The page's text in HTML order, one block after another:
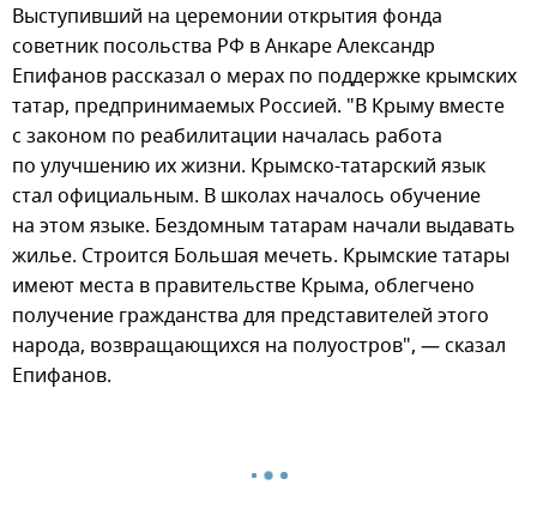
Выступивший на церемонии открытия фонда
советник посольства РФ в Анкаре Александр
Епифанов рассказал о мерах по поддержке крымских
татар, предпринимаемых Россией. "В Крыму вместе
с законом по реабилитации началась работа
по улучшению их жизни. Крымско-татарский язык
стал официальным. В школах началось обучение
на этом языке. Бездомным татарам начали выдавать
жилье. Строится Большая мечеть. Крымские татары
имеют места в правительстве Крыма, облегчено
получение гражданства для представителей этого
народа, возвращающихся на полуостров", — сказал
Епифанов.